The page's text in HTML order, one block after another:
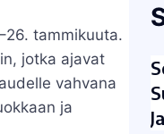
tammikuuta.
jotka ajavat
vahvana
ja